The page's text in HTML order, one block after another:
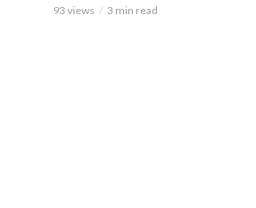
93 views 3 min read